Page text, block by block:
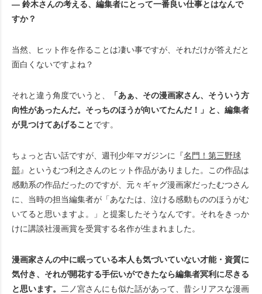
― 鈴木さんの考える、編集者にとって一番良い仕事とはなんで
すか？
当然、ヒット作を作ることは凄い事ですが、それだけが答えだと
面白くないですよね？
それと違う角度でいうと、
「あぁ、その漫画家さん、そういう方
向性があったんだ。そっちのほうが向いてたんだ！」と、編集者
が見つけてあげることです。
ちょっと古い話ですが、週刊少年マガジンに『名門！第三野球
部 』というむつ利之さんのヒット作品がありました。この作品は
感動系の作品だったのですが、元々ギャグ漫画家だったむつさん
に、当時の担当編集者が「あなたは、泣ける感動もののほうがむ
いてると思いますよ。」と提案したそうなんです。それをきっか
けに講談社漫画賞を受賞する名作が生まれました。
漫画家さんの中に眠っている本人も気づいていない才能・資質に
気付き、それが開花する手伝いができたなら編集者冥利に尽きる
と思います。
二ノ宮さんにも似た話があって、昔シリアスな漫画